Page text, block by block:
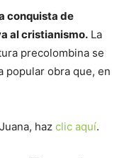
conquista de
al cristianismo. La
precolombina se
popular obra que, en
haz clic aquí.